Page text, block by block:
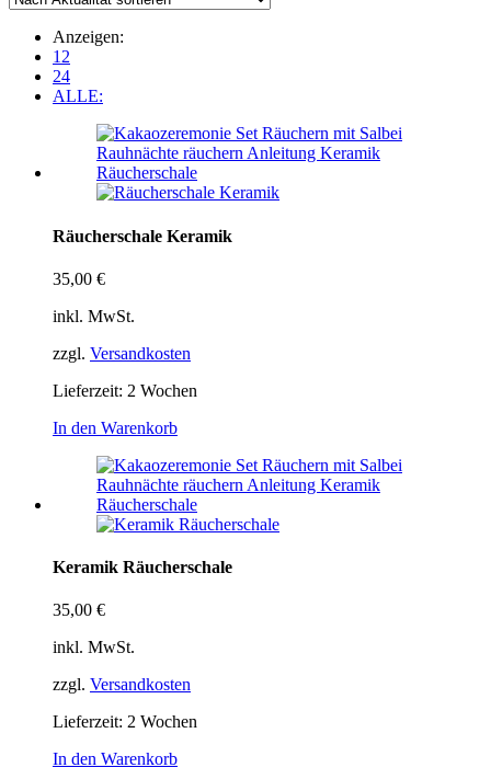
Anzeigen:
12
24
ALLE:
Räucherschale Keramik
35,00 €
inkl. MwSt.
zzgl. Versandkosten
Lieferzeit: 2 Wochen
In den Warenkorb
Keramik Räucherschale
35,00 €
inkl. MwSt.
zzgl. Versandkosten
Lieferzeit: 2 Wochen
In den Warenkorb